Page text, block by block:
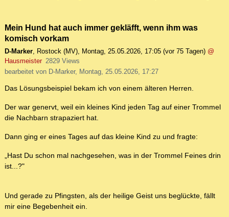
Mein Hund hat auch immer gekläfft, wenn ihm was
komisch vorkam
D-Marker, Rostock (MV), Montag, 25.05.2026, 17:05 (vor 75 Tagen) @
Hausmeister 2829 Views
bearbeitet von D-Marker, Montag, 25.05.2026, 17:27
Das Lösungsbeispiel bekam ich von einem älteren Herren.
Der war genervt, weil ein kleines Kind jeden Tag auf einer Trommel
die Nachbarn strapaziert hat.
Dann ging er eines Tages auf das kleine Kind zu und fragte:
„Hast Du schon mal nachgesehen, was in der Trommel Feines drin
ist...?"
Und gerade zu Pfingsten, als der heilige Geist uns beglückte, fällt
mir eine Begebenheit ein.